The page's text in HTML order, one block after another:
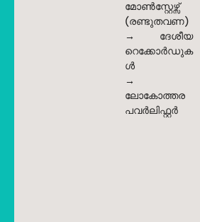
മോൺസ്റ്റേഴ്സ്
(രണ്ടുതവണ)
→ ദേശീയ
റെക്കോർഡുക
ൾ
→
ലോകോത്തര
പവർലിഫ്റ്റർ